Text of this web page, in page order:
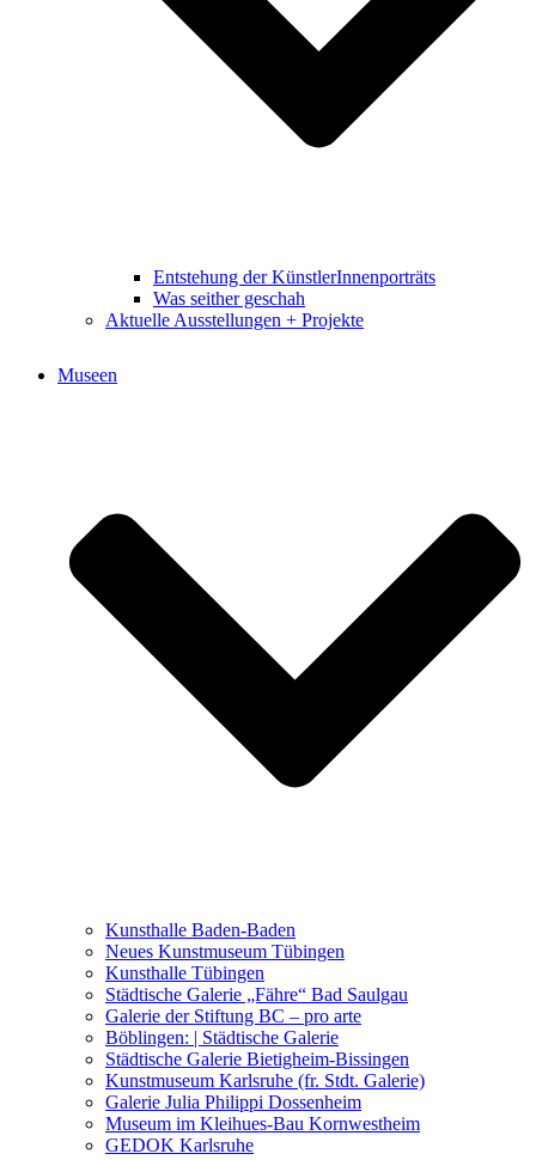
Entstehung der KünstlerInnenporträts
Was seither geschah
Aktuelle Ausstellungen + Projekte
Was seither geschah
Kunstwettbewerbe, Ausschreibungen für Künstler
Museen
Kunsthalle Baden-Baden
Neues Kunstmuseum Tübingen
Kunsthalle Tübingen
Städtische Galerie „Fähre“ Bad Saulgau
Galerie der Stiftung BC – pro arte
Böblingen: | Städtische Galerie
Städtische Galerie Bietigheim-Bissingen
Kunstmuseum Karlsruhe (fr. Stdt. Galerie)
Galerie Julia Philippi Dossenheim
Museum im Kleihues-Bau Kornwestheim
GEDOK Karlsruhe